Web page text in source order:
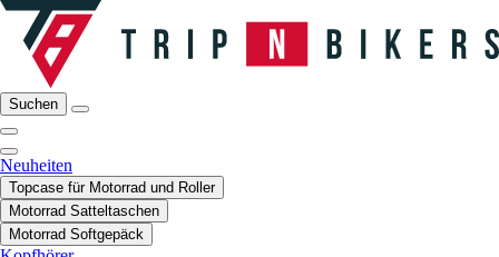
Suchen
Neuheiten
Topcase für Motorrad und Roller
Motorrad Satteltaschen
Motorrad Softgepäck